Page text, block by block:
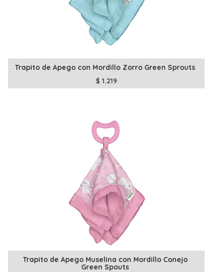
Trapito de Apego con Mordillo Zorro Green Sprouts
$1.219
Trapito de Apego Muselina con Mordillo Conejo
Green Spouts